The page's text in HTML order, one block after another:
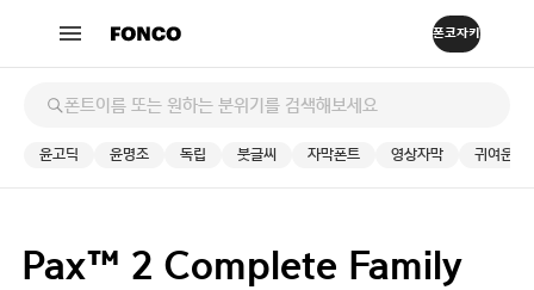
윤고딕 윤명조 독립 붓글씨 자막폰트 영상자막 귀여운
Pax™ 2 Complete Family